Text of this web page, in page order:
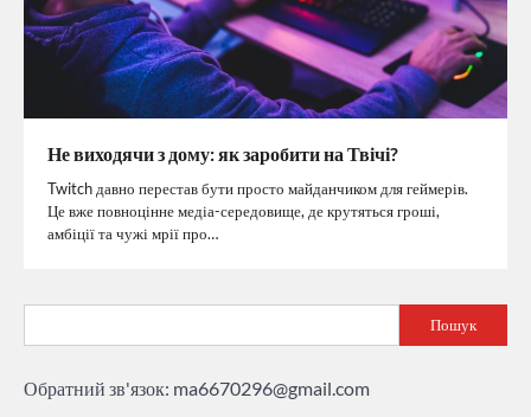
Не виходячи з дому: як заробити на Твічі?
Twitch давно перестав бути просто майданчиком для геймерів.
Це вже повноцінне медіа-середовище, де крутяться гроші,
амбіції та чужі мрії про…
Пошук
Обратний зв'язок: ma6670296@gmail.com